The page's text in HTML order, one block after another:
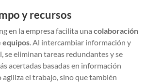
y recursos
en la empresa facilita unacolaboración
equipos . Al intercambiar información y
se eliminan tareas redundantes y se
acertadas basadas en información
agiliza el trabajo, sino que también